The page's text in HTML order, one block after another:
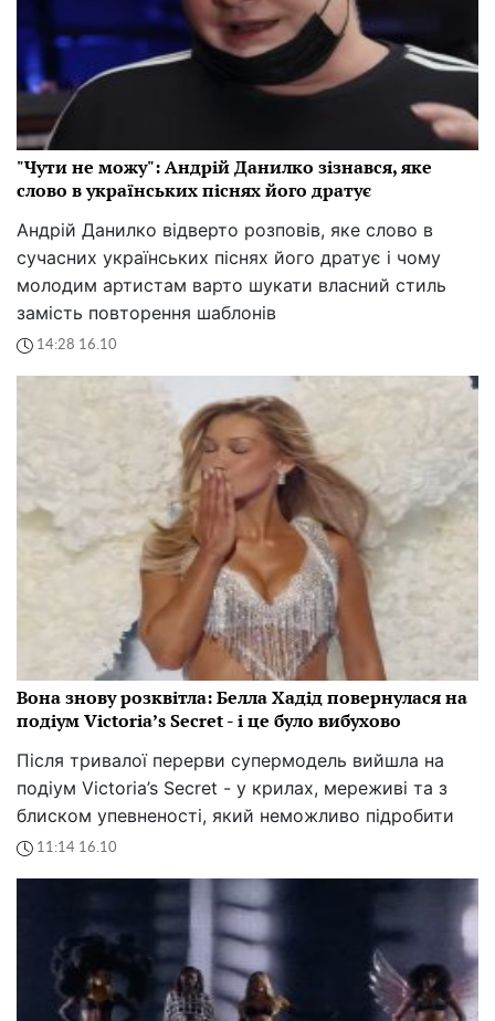
"Чути не можу": Андрій Данилко зізнався, яке
слово в українських піснях його дратує
Андрій Данилко відверто розповів, яке слово в
сучасних українських піснях його дратує і чому
молодим артистам варто шукати власний стиль
замість повторення шаблонів
14:28 16.10
Вона знову розквітла: Белла Хадід повернулася на
подіум Victoria’s Secret - і це було вибухово
Після тривалої перерви супермодель вийшла на
подіум Victoria’s Secret - у крилах, мереживі та з
блиском упевненості, який неможливо підробити
11:14 16.10